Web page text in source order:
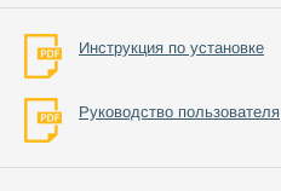
Инструкция по установке
Руководство пользователя